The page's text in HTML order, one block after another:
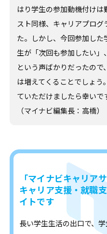
はり学生の参加動機付け
スト同様、キャリアプロ
た。しかし、今回参加した
生が「次回も参加したい」
という声ばかりだったの
は増えてくることでしょう
ていただけましたら幸いで
（マイナビ編集長：高橋）
「マイナビキャリア
キャリア支援・就職
イトです
長い学生生活の出口で、